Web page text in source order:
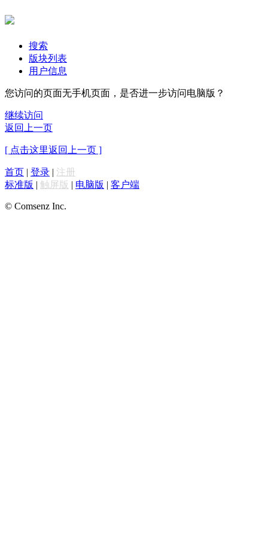
搜索
版块列表
用户信息
您访问的页面无手机页面，是否进一步访问电脑版？
继续访问
返回上一页
[ 点击这里返回上一页 ]
首页 | 登录 | 注册
标准版 | 触屏版 | 电脑版 | 客户端
© Comsenz Inc.